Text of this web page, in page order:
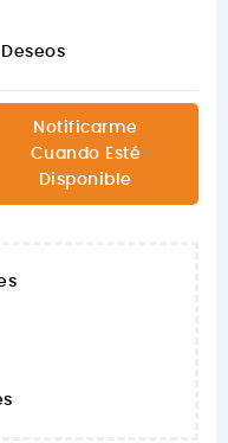
Notificarme
Cuando Esté
Disponible